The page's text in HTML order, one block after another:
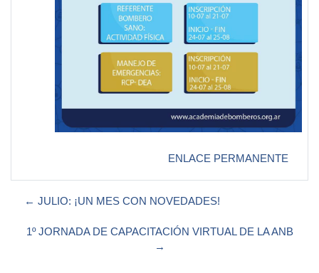
ENLACE PERMANENTE
← JULIO: ¡UN MES CON NOVEDADES!
1º JORNADA DE CAPACITACIÓN VIRTUAL DE LA ANB
→